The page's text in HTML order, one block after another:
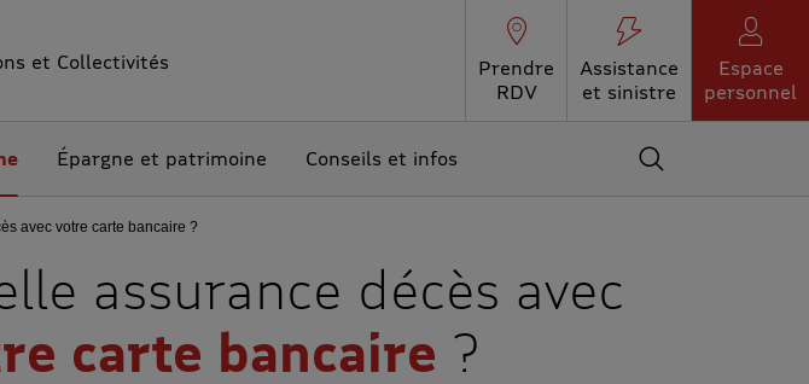
et Collectivités
Prendre
RDV
Assistance
et sinistre
Espace
personnel
Épargne et patrimoine Conseils et infos Accédez au moteur
avec votre carte bancaire ?
assurance décès avec
carte bancaire ?